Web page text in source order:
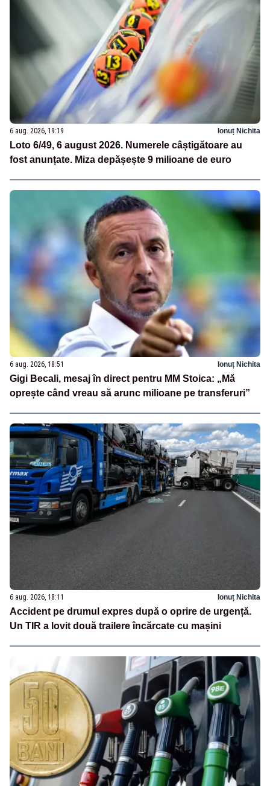
6 aug. 2026, 19:19 Ionuț Nichita
Loto 6/49, 6 august 2026. Numerele câștigătoare au
fost anunțate. Miza depășește 9 milioane de euro
6 aug. 2026, 18:51 Ionuț Nichita
Gigi Becali, mesaj în direct pentru MM Stoica: „Mă
oprește când vreau să arunc milioane pe transferuri”
6 aug. 2026, 18:11 Ionuț Nichita
Accident pe drumul expres după o oprire de urgență.
Un TIR a lovit două trailere încărcate cu mașini